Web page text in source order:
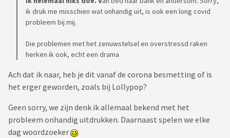
ik druk me misschien wat onhandig uit, is ook een long covid
probleem bij mij.
Die problemen met het zenuwstelsel en overstressd raken
herken ik ook, echt een drama
Ach dat ik naar, heb je dit vanaf de corona besmetting of is
het erger geworden, zoals bij Lollypop?
Geen sorry, we zijn denk ik allemaal bekend met het
probleem onhandig uitdrukken. Daarnaast spelen we elke
dag woordzoeker